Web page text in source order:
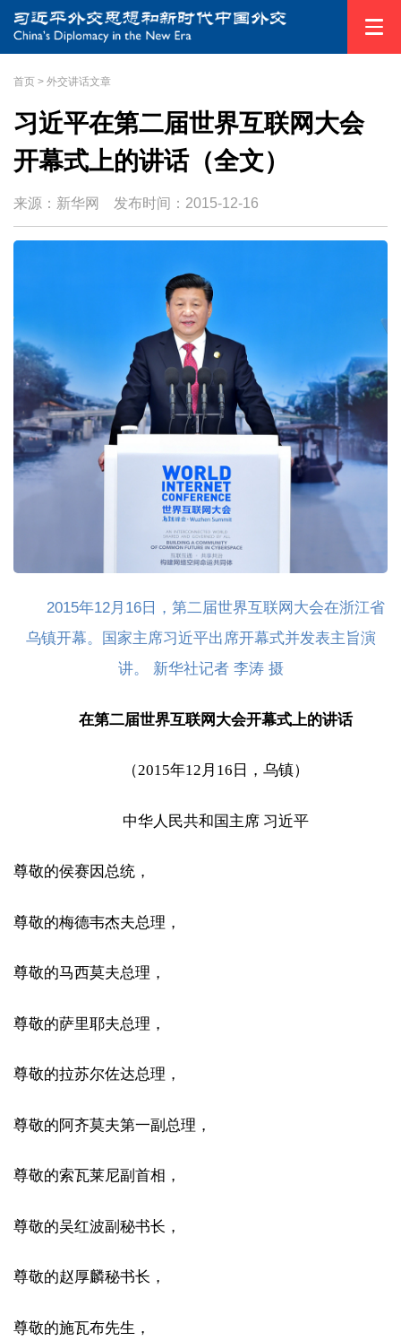
首页 > 外交讲话文章
习近平在第二届世界互联网大会
开幕式上的讲话（全文）
来源：新华网 发布时间： 2015-12-16
2015年12月16日，第二届世界互联网大会在浙江省
乌镇开幕。国家主席习近平出席开幕式并发表主旨演
讲。 新华社记者 李涛 摄
在第二届世界互联网大会开幕式上的讲话
（2015年12月16日，乌镇）
中华人民共和国主席 习近平
尊敬的侯赛因总统，
尊敬的梅德韦杰夫总理，
尊敬的马西莫夫总理，
尊敬的萨里耶夫总理，
尊敬的拉苏尔佐达总理，
尊敬的阿齐莫夫第一副总理，
尊敬的索瓦莱尼副首相，
尊敬的吴红波副秘书长，
尊敬的赵厚麟秘书长，
尊敬的施瓦布先生，